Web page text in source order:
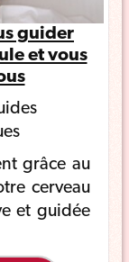
guider
et vous
grâce au
cerveau
et guidée